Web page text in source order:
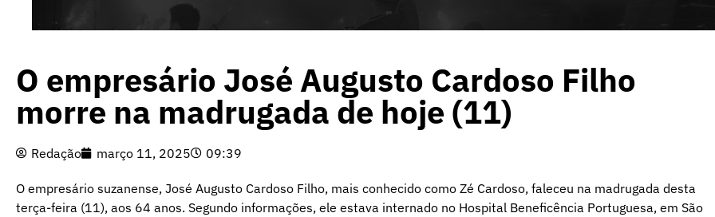
O empresário José Augusto Cardoso Filho
morre na madrugada de hoje (11)
Redação março 11, 2025 09:39
O empresário suzanense, José Augusto Cardoso Filho, mais conhecido como Zé Cardoso, faleceu na madrugada desta
terça-feira (11), aos 64 anos. Segundo informações, ele estava internado no Hospital Beneficência Portuguesa, em São